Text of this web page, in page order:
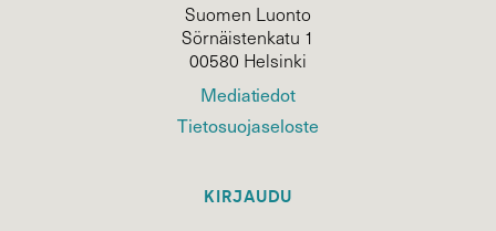
Suomen Luonto
Sörnäistenkatu 1
00580 Helsinki
Mediatiedot
Tietosuojaseloste
KIRJAUDU